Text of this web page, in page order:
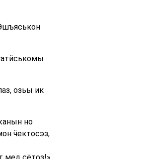
озьы ик
но
ӵектосэз,